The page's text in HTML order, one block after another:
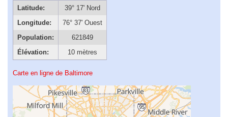
Latitude:
39° 17' Nord
Longitude:
76° 37' Ouest
Population:
621849
Élévation:
10 mètres
Carte en ligne de Baltimore